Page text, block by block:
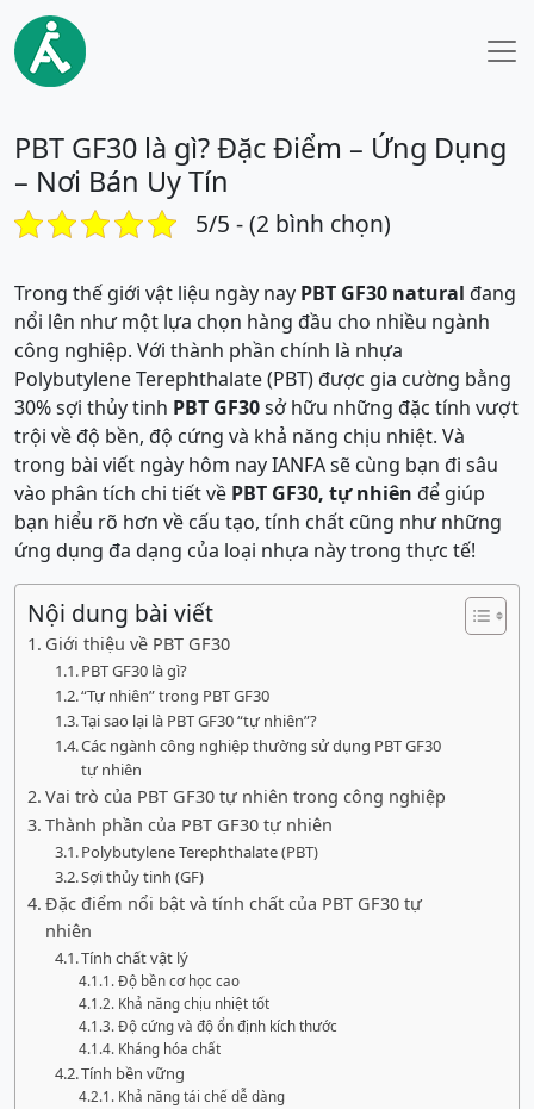
PBT GF30 là gì? Đặc Điểm – Ứng Dụng
– Nơi Bán Uy Tín
5/5 - (2 bình chọn)
Trong thế giới vật liệu ngày nay PBT GF30 natural đang
nổi lên như một lựa chọn hàng đầu cho nhiều ngành
công nghiệp. Với thành phần chính là nhựa
Polybutylene Terephthalate (PBT) được gia cường bằng
30% sợi thủy tinh PBT GF30sở hữu những đặc tính vượt
trội về độ bền, độ cứng và khả năng chịu nhiệt. Và
trong bài viết ngày hôm nay IANFA sẽ cùng bạn đi sâu
vào phân tích chi tiết về PBT GF30, tự nhiên để giúp
bạn hiểu rõ hơn về cấu tạo, tính chất cũng như những
ứng dụng đa dạng của loại nhựa này trong thực tế!
Nội dung bài viết
Giới thiệu về PBT GF30
PBT GF30 là gì?
“Tự nhiên” trong PBT GF30
Tại sao lại là PBT GF30 “tự nhiên”?
Các ngành công nghiệp thường sử dụng PBT GF30
tự nhiên
Vai trò của PBT GF30 tự nhiên trong công nghiệp
Thành phần của PBT GF30 tự nhiên
Polybutylene Terephthalate (PBT)
Sợi thủy tinh (GF)
Đặc điểm nổi bật và tính chất của PBT GF30 tự
nhiên
Tính chất vật lý
Độ bền cơ học cao
Khả năng chịu nhiệt tốt
Độ cứng và độ ổn định kích thước
Kháng hóa chất
Tính bền vững
Khả năng tái chế dễ dàng